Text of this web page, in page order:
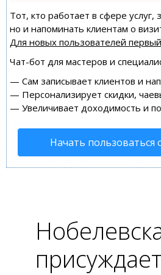
Тот, кто работает в сфере
но и напоминать клиентам о
Для новых пользователей
Чат-бот для мастеров и
— Сам записывает клиентов и
— Персонализирует скидки,
— Увеличивает доходимость и
Начать пользоваться